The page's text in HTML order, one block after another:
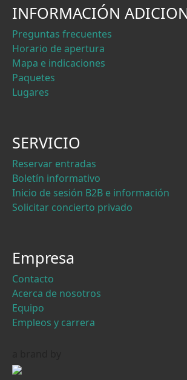
INFORMACIÓN
Preguntas frecuentes
Horario de apertura
Mapa e indicaciones
Paquetes
Lugares
SERVICIO
Reservar entradas
Boletín informativo
Inicio de sesión B2B e información
Solicitar concierto privado
Empresa
Contacto
Acerca de nosotros
Equipo
Empleos y carrera